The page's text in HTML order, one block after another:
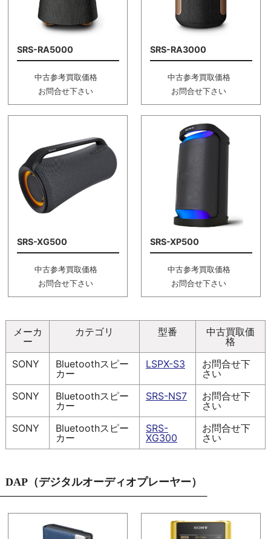
SRS-RA5000
中古参考買取価格
お問合せ下さい
SRS-RA3000
中古参考買取価格
お問合せ下さい
SRS-XG500
中古参考買取価格
お問合せ下さい
SRS-XP500
中古参考買取価格
お問合せ下さい
メーカ
ー
カテゴリ 型番
中古買取価
格
SONY
Bluetoothスピー
カー
LSPX-S3
お問合せ下
さい
SONY
Bluetoothスピー
カー
SRS-NS7
お問合せ下
さい
SONY
Bluetoothスピー
カー
SRS-
XG300
お問合せ下
さい
DAP（デジタルオーディオプレーヤー）